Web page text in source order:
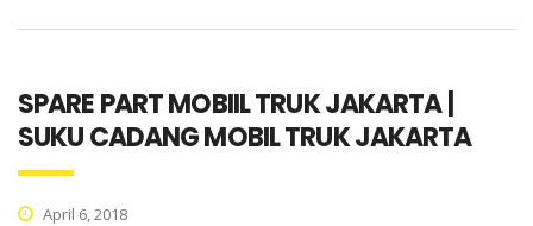
SPARE PART MOBIIL TRUK JAKARTA |
SUKU CADANG MOBIL TRUK JAKARTA
April 6, 2018